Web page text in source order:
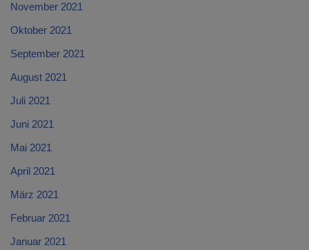
November 2021
Oktober 2021
September 2021
August 2021
Juli 2021
Juni 2021
Mai 2021
April 2021
März 2021
Februar 2021
Januar 2021